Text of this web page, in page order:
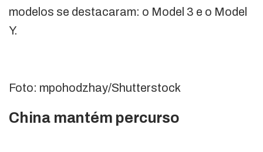
modelos se destacaram: o Model 3 e o Model
Y.
Foto: mpohodzhay/Shutterstock
China mantém percurso